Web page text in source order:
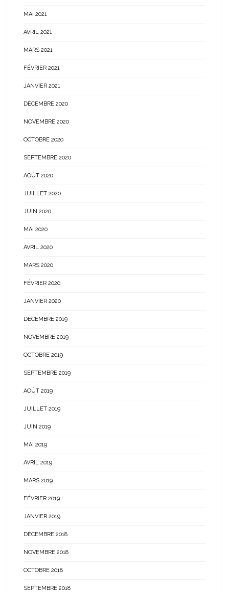
MAI 2021
AVRIL 2021
MARS 2021
FÉVRIER 2021
JANVIER 2021
DÉCEMBRE 2020
NOVEMBRE 2020
OCTOBRE 2020
SEPTEMBRE 2020
AOÛT 2020
JUILLET 2020
JUIN 2020
MAI 2020
AVRIL 2020
MARS 2020
FÉVRIER 2020
JANVIER 2020
DÉCEMBRE 2019
NOVEMBRE 2019
OCTOBRE 2019
SEPTEMBRE 2019
AOÛT 2019
JUILLET 2019
JUIN 2019
MAI 2019
AVRIL 2019
MARS 2019
FÉVRIER 2019
JANVIER 2019
DÉCEMBRE 2018
NOVEMBRE 2018
OCTOBRE 2018
SEPTEMBRE 2018